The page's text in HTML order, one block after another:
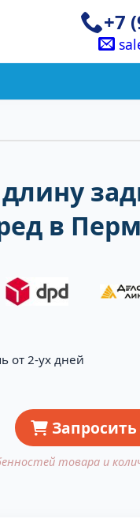
+7
длину
в
от 2-ух дней
товара и